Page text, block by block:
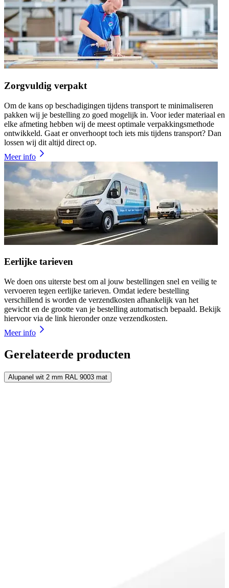
Zorgvuldig verpakt
Om de kans op beschadigingen tijdens transport te minimaliseren
pakken wij je bestelling zo goed mogelijk in. Voor ieder materiaal en
elke afmeting hebben wij de meest optimale verpakkingsmethode
ontwikkeld. Gaat er onverhoopt toch iets mis tijdens transport? Dan
lossen wij dit altijd direct op.
Meer info
Eerlijke tarieven
We doen ons uiterste best om al jouw bestellingen snel en veilig te
vervoeren tegen eerlijke tarieven. Omdat iedere bestelling
verschillend is worden de verzendkosten afhankelijk van het
gewicht en de grootte van je bestelling automatisch bepaald. Bekijk
hiervoor via de link hieronder onze verzendkosten.
Meer info
Gerelateerde producten
Alupanel wit 2 mm RAL 9003 mat